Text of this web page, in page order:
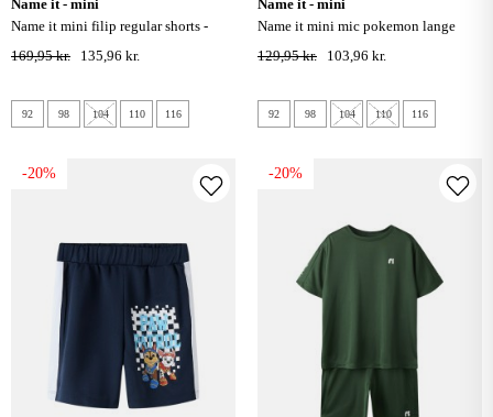
name it - mini
name it mini filip regular shorts -
salute
169,95 kr. 135,96 kr.
92 98 104 110 116
name it - mini
name it mini mic pokemon lange
shorts - navy blazer
129,95 kr. 103,96 kr.
92 98 104 110 116
-20% -20%